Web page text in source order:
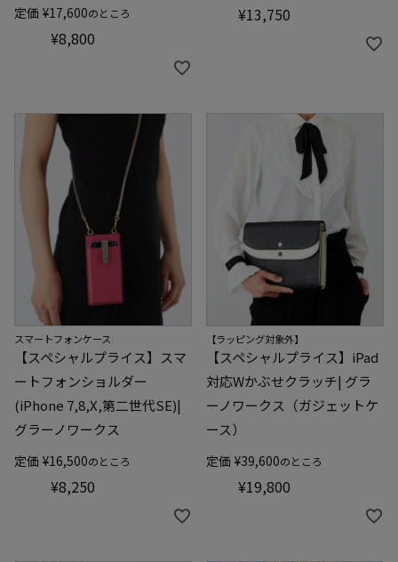
定価 ¥17,600のところ
¥8,800
¥13,750
スマートフォンケース
【スペシャルプライス】スマ
ートフォンショルダー
(iPhone 7,8,X,第二世代SE)|
グラーノワークス
定価 ¥16,500のところ
¥8,250
【ラッピング対象外】
【スペシャルプライス】iPad
対応Wかぶせクラッチ| グラ
ーノワークス（ガジェットケ
ース）
定価 ¥39,600のところ
¥19,800